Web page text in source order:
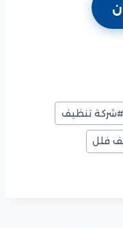
#شركة تنظيف
فلل